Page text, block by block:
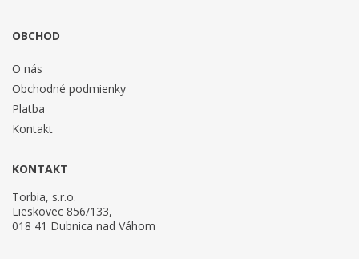
OBCHOD
O nás
Obchodné podmienky
Platba
Kontakt
KONTAKT
Torbia, s.r.o.
Lieskovec 856/133,
018 41 Dubnica nad Váhom